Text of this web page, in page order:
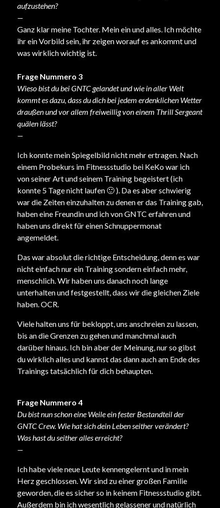
aufzustehen?
—
Ganz klar meine Tochter. Mein ein und alles. Ich möchte
ihr ein Vorbild sein, ihr zeigen worauf es ankommt und
was wirklich wichtig ist.
Frage Nummero 3
Wieso bist du bei GNTC gelandet und wie in aller Welt
kommt es dazu, dass du dich bei jedem erdenklichen Wetter
draußen und vor allem freiweillig von einem Thrill Sergeant
quälen lässt?
—
Ich konnte mein Spiegelbild nicht mehr ertragen. Nach
einem Probekurs im Fitnessstudio bei KeKo war ich
von seiner Art und seinem Training begeistert (ich
konnte 5 Tage nicht laufen 🙂 ). Da es aber schwierig
war die Zeiten einzuhalten zu denen er das Training gab,
haben eine Freundin und ich von GNTC erfahren und
haben uns direkt für einen Schnuppermonat
angemeldet.
Das war absolut die richtige Entscheidung, denn es war
nicht einfach nur ein Training sondern einfach mehr,
menschlich. Wir haben uns danach noch lange
unterhalten und festgestellt, dass wir die gleichen Ziele
haben. OCR.
Viele halten uns für bekloppt, uns anschreien zu lassen,
bis an die Grenzen zu gehen und manchmal auch
darüber hinaus. Ich bin aber der Meinung, nur so gibst
du wirklich alles und kannst das dann auch am Ende des
Trainings tatsächlich für dich behaupten.
Frage Nummero 4
Du bist nun schon eine Weile ein fester Bestandteil der
GNTC Crew. Wie hat sich dein Leben seither verändert?
Was hast du seither alles erreicht?
—
Ich habe viele neue Leute kennengelernt und in mein
Herz geschlossen. Wir sind zu einer großen Familie
geworden, die es sicher so in keinem Fitnessstudio gibt.
Außerdem bin ich wesentlich gelassener und natürlich